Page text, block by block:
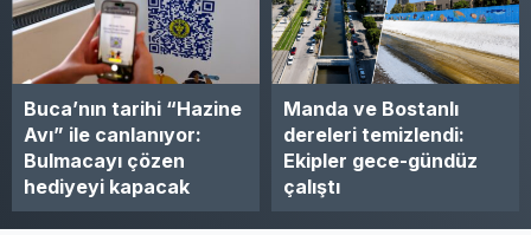
Kendine Hayran Kentler ve
Kırılgan Gerçeklikler
Halide Demir Polatlı
Yerel Yönetimleri
Buca’nın tarihi “Hazine
Avı” ile canlanıyor:
Bulmacayı çözen
hediyeyi kapacak
Manda ve Bostanlı
dereleri temizlendi:
Ekipler gece-gündüz
çalıştı